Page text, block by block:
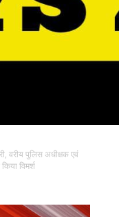
वरीय पुलिस अधीक्षक एवं
विमर्श